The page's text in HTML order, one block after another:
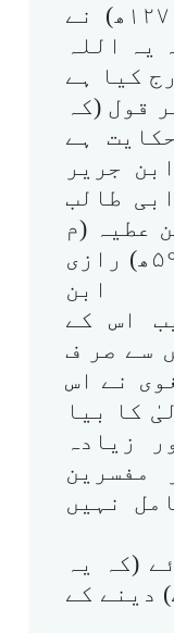
(م۷۷۴ھ) اور آلوسی (م۱۲۷۰ھ) نے
یہ اللہ
کیا ہے
قول (کہ
ہے
جریر
بن ابی طالب
(م۵۱۰) ابن عطیہ (م
۵۴۱ھ) ابن الجوزی (م ۵۹۷ھ) رازی
ابن
ترتیب اس کے
سے صر ف
نے اس
کا بیا
زیادہ
مفسرین
نہیں
(کہ یہ
دینے کے